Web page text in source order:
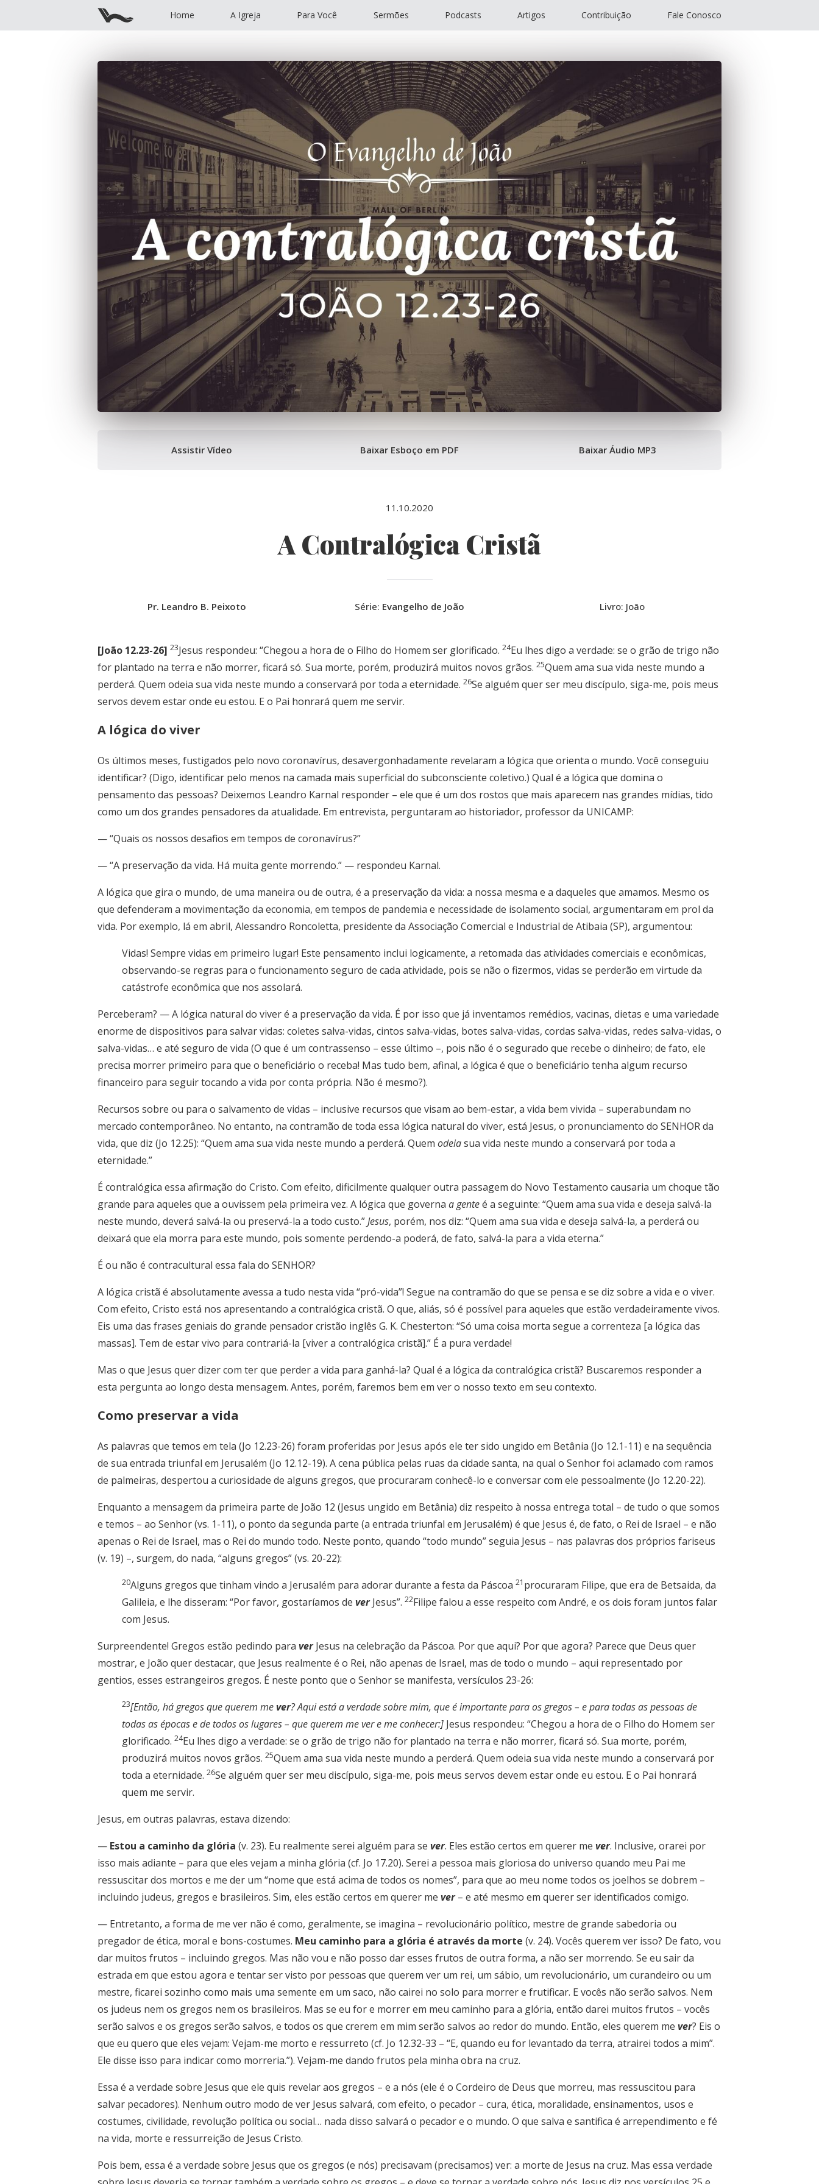
Home A Igreja Para Você Sermões Podcasts Artigos Contribuição Fale Conosco
Assistir Vídeo Baixar Esboço em PDF Baixar Áudio MP3
11.10.2020
A Contralógica Cristã
Pr. Leandro B. Peixoto Série: Evangelho de João Livro: João
[João 12.23-26] 23Jesus respondeu: “Chegou a hora de o Filho do Homem ser glorificado. 24Eu lhes digo a verdade: se o grão de trigo não
for plantado na terra e não morrer, ficará só. Sua morte, porém, produzirá muitos novos grãos. 25Quem ama sua vida neste mundo a
perderá. Quem odeia sua vida neste mundo a conservará por toda a eternidade. 26Se alguém quer ser meu discípulo, siga-me, pois meus
servos devem estar onde eu estou. E o Pai honrará quem me servir.
A lógica do viver
Os últimos meses, fustigados pelo novo coronavírus, desavergonhadamente revelaram a lógica que orienta o mundo. Você conseguiu
identificar? (Digo, identificar pelo menos na camada mais superficial do subconsciente coletivo.) Qual é a lógica que domina o
pensamento das pessoas? Deixemos Leandro Karnal responder – ele que é um dos rostos que mais aparecem nas grandes mídias, tido
como um dos grandes pensadores da atualidade. Em entrevista, perguntaram ao historiador, professor da UNICAMP:
— “Quais os nossos desafios em tempos de coronavírus?”
— “A preservação da vida. Há muita gente morrendo.” — respondeu Karnal.
A lógica que gira o mundo, de uma maneira ou de outra, é a preservação da vida: a nossa mesma e a daqueles que amamos. Mesmo os
que defenderam a movimentação da economia, em tempos de pandemia e necessidade de isolamento social, argumentaram em prol da
vida. Por exemplo, lá em abril, Alessandro Roncoletta, presidente da Associação Comercial e Industrial de Atibaia (SP), argumentou:
Vidas! Sempre vidas em primeiro lugar! Este pensamento inclui logicamente, a retomada das atividades comerciais e econômicas,
observando-se regras para o funcionamento seguro de cada atividade, pois se não o fizermos, vidas se perderão em virtude da
catástrofe econômica que nos assolará.
Perceberam? — A lógica natural do viver é a preservação da vida. É por isso que já inventamos remédios, vacinas, dietas e uma variedade
enorme de dispositivos para salvar vidas: coletes salva-vidas, cintos salva-vidas, botes salva-vidas, cordas salva-vidas, redes salva-vidas, o
salva-vidas… e até seguro de vida (O que é um contrassenso – esse último –, pois não é o segurado que recebe o dinheiro; de fato, ele
precisa morrer primeiro para que o beneficiário o receba! Mas tudo bem, afinal, a lógica é que o beneficiário tenha algum recurso
financeiro para seguir tocando a vida por conta própria. Não é mesmo?).
Recursos sobre ou para o salvamento de vidas – inclusive recursos que visam ao bem-estar, a vida bem vivida – superabundam no
mercado contemporâneo. No entanto, na contramão de toda essa lógica natural do viver, está Jesus, o pronunciamento do SENHOR da
vida, que diz (Jo 12.25): “Quem ama sua vida neste mundo a perderá. Quem odeiasua vida neste mundo a conservará por toda a
eternidade.”
É contralógica essa afirmação do Cristo. Com efeito, dificilmente qualquer outra passagem do Novo Testamento causaria um choque tão
grande para aqueles que a ouvissem pela primeira vez. A lógica que governa a genteé a seguinte: “Quem ama sua vida e deseja salvá-la
neste mundo, deverá salvá-la ou preservá-la a todo custo.”Jesus, porém, nos diz: “Quem ama sua vida e deseja salvá-la, a perderá ou
deixará que ela morra para este mundo, pois somente perdendo-a poderá, de fato, salvá-la para a vida eterna.”
É ou não é contracultural essa fala do SENHOR?
A lógica cristã é absolutamente avessa a tudo nesta vida “pró-vida”! Segue na contramão do que se pensa e se diz sobre a vida e o viver.
Com efeito, Cristo está nos apresentando a contralógica cristã. O que, aliás, só é possível para aqueles que estão verdadeiramente vivos.
Eis uma das frases geniais do grande pensador cristão inglês G. K. Chesterton: “Só uma coisa morta segue a correnteza [a lógica das
massas]. Tem de estar vivo para contrariá-la [viver a contralógica cristã].” É a pura verdade!
Mas o que Jesus quer dizer com ter que perder a vida para ganhá-la? Qual é a lógica da contralógica cristã? Buscaremos responder a
esta pergunta ao longo desta mensagem. Antes, porém, faremos bem em ver o nosso texto em seu contexto.
Como preservar a vida
As palavras que temos em tela (Jo 12.23-26) foram proferidas por Jesus após ele ter sido ungido em Betânia (Jo 12.1-11) e na sequência
de sua entrada triunfal em Jerusalém (Jo 12.12-19). A cena pública pelas ruas da cidade santa, na qual o Senhor foi aclamado com ramos
de palmeiras, despertou a curiosidade de alguns gregos, que procuraram conhecê-lo e conversar com ele pessoalmente (Jo 12.20-22).
Enquanto a mensagem da primeira parte de João 12 (Jesus ungido em Betânia) diz respeito à nossa entrega total – de tudo o que somos
e temos – ao Senhor (vs. 1-11), o ponto da segunda parte (a entrada triunfal em Jerusalém) é que Jesus é, de fato, o Rei de Israel – e não
apenas o Rei de Israel, mas o Rei do mundo todo. Neste ponto, quando “todo mundo” seguia Jesus – nas palavras dos próprios fariseus
(v. 19) –, surgem, do nada, “alguns gregos” (vs. 20-22):
20Alguns gregos que tinham vindo a Jerusalém para adorar durante a festa da Páscoa 21 procuraram Filipe, que era de Betsaida, da
Galileia, e lhe disseram: “Por favor, gostaríamos de verJesus”. 22Filipe falou a esse respeito com André, e os dois foram juntos falar
com Jesus.
Surpreendente! Gregos estão pedindo para verJesus na celebração da Páscoa. Por que aqui? Por que agora? Parece que Deus quer
mostrar, e João quer destacar, que Jesus realmente é o Rei, não apenas de Israel, mas de todo o mundo – aqui representado por
gentios, esses estrangeiros gregos. É neste ponto que o Senhor se manifesta, versículos 23-26:
23[Então, há gregos que querem mever? Aqui está a verdade sobre mim, que é importante para os gregos – e para todas as pessoas de
todas as épocas e de todos os lugares – que querem me ver e me conhecer:] Jesus respondeu: “Chegou a hora de o Filho do Homem ser
glorificado. 24Eu lhes digo a verdade: se o grão de trigo não for plantado na terra e não morrer, ficará só. Sua morte, porém,
produzirá muitos novos grãos. 25Quem ama sua vida neste mundo a perderá. Quem odeia sua vida neste mundo a conservará por
toda a eternidade. 26Se alguém quer ser meu discípulo, siga-me, pois meus servos devem estar onde eu estou. E o Pai honrará
quem me servir.
Jesus, em outras palavras, estava dizendo:
— Estou a caminho da glória (v. 23). Eu realmente serei alguém para se ver. Eles estão certos em querer me ver. Inclusive, orarei por
isso mais adiante – para que eles vejam a minha glória (cf. Jo 17.20). Serei a pessoa mais gloriosa do universo quando meu Pai me
ressuscitar dos mortos e me der um “nome que está acima de todos os nomes”, para que ao meu nome todos os joelhos se dobrem –
incluindo judeus, gregos e brasileiros. Sim, eles estão certos em querer me ver– e até mesmo em querer ser identificados comigo.
— Entretanto, a forma de me ver não é como, geralmente, se imagina – revolucionário político, mestre de grande sabedoria ou
pregador de ética, moral e bons-costumes. Meu caminho para a glória é através da morte (v. 24). Vocês querem ver isso? De fato, vou
dar muitos frutos – incluindo gregos. Mas não vou e não posso dar esses frutos de outra forma, a não ser morrendo. Se eu sair da
estrada em que estou agora e tentar ser visto por pessoas que querem ver um rei, um sábio, um revolucionário, um curandeiro ou um
mestre, ficarei sozinho como mais uma semente em um saco, não cairei no solo para morrer e frutificar. E vocês não serão salvos. Nem
os judeus nem os gregos nem os brasileiros. Mas se eu for e morrer em meu caminho para a glória, então darei muitos frutos – vocês
serão salvos e os gregos serão salvos, e todos os que crerem em mim serão salvos ao redor do mundo. Então, eles querem me ver? Eis o
que eu quero que eles vejam: Vejam-me morto e ressurreto (cf. Jo 12.32-33 – “E, quando eu for levantado da terra, atrairei todos a mim”.
Ele disse isso para indicar como morreria.”). Vejam-me dando frutos pela minha obra na cruz.
Essa é a verdade sobre Jesus que ele quis revelar aos gregos – e a nós (ele é o Cordeiro de Deus que morreu, mas ressuscitou para
salvar pecadores). Nenhum outro modo de ver Jesus salvará, com efeito, o pecador – cura, ética, moralidade, ensinamentos, usos e
costumes, civilidade, revolução política ou social… nada disso salvará o pecador e o mundo. O que salva e santifica é arrependimento e fé
na vida, morte e ressurreição de Jesus Cristo.
Pois bem, essa é a verdade sobre Jesus que os gregos (e nós) precisavam (precisamos) ver: a morte de Jesus na cruz. Mas essa verdade